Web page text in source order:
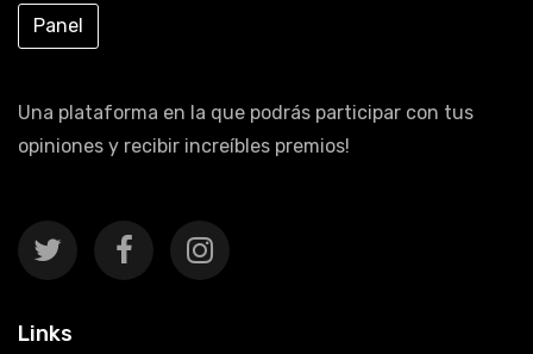
Panel
Una plataforma en la que podrás participar con tus
opiniones y recibir increíbles premios!
Links